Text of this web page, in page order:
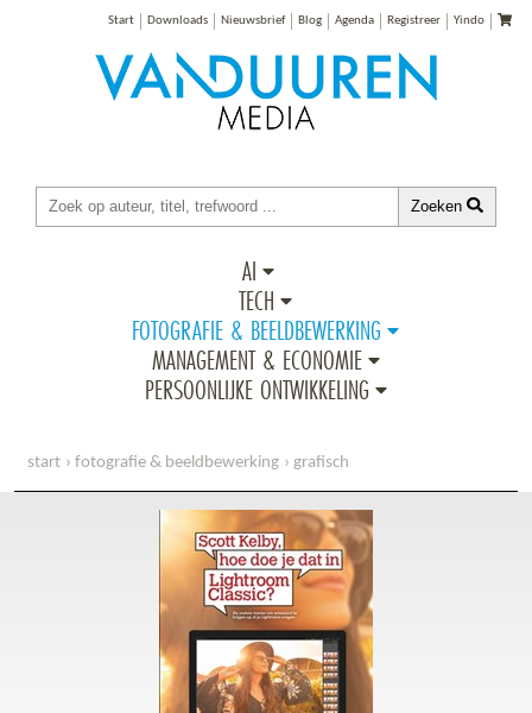
Start Downloads Nieuwsbrief Blog Agenda Registreer Yindo
Zoeken
AI
TECH
FOTOGRAFIE & BEELDBEWERKING
MANAGEMENT & ECONOMIE
PERSOONLIJKE ONTWIKKELING
start fotografie & beeldbewerking grafisch
scott kelby, hoe doe je dat in lightroom classic?